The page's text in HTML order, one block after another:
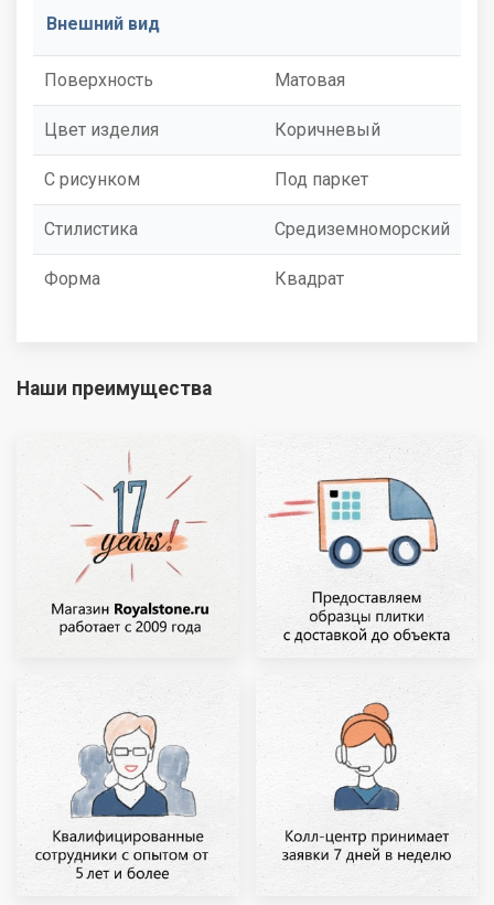
Внешний вид
Поверхность Матовая
Цвет изделия Коричневый
С рисунком Под паркет
Стилистика Средиземноморский
Форма Квадрат
Наши преимущества